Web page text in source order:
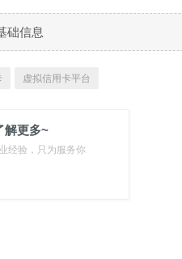
础信息
虚拟信用卡平台
解更多~
经验，只为服务你